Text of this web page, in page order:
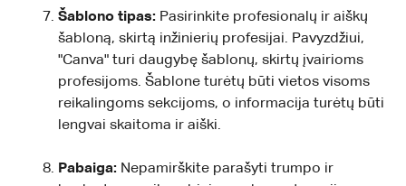
Šablono tipas: Pasirinkite profesionalų ir aiškų
šabloną, skirtą inžinierių profesijai. Pavyzdžiui,
"Canva" turi daugybę šablonų, skirtų įvairioms
profesijoms. Šablone turėtų būti vietos visoms
reikalingoms sekcijoms, o informacija turėtų būti
lengvai skaitoma ir aiški.
Pabaiga: Nepamirškite parašyti trumpo ir